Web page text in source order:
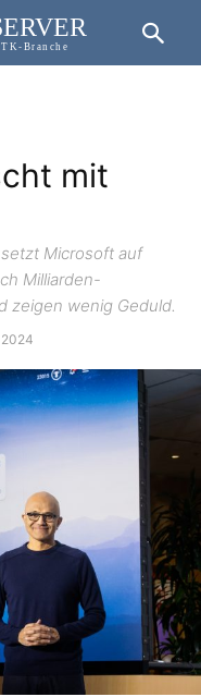
Branche
mit
Microsoft auf
Milliarden-
zeigen wenig Geduld.